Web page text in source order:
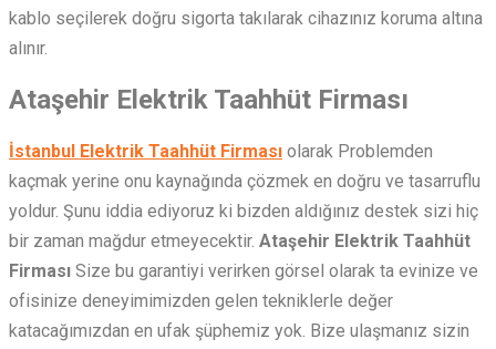
kablo seçilerek doğru sigorta takılarak cihazınız koruma altına
alınır.
Ataşehir Elektrik Taahhüt Firması
İstanbul Elektrik Taahhüt Firması olarak Problemden
kaçmak yerine onu kaynağında çözmek en doğru ve tasarruflu
yoldur. Şunu iddia ediyoruz ki bizden aldığınız destek sizi hiç
bir zaman mağdur etmeyecektir. Ataşehir Elektrik Taahhüt
Firması Size bu garantiyi verirken görsel olarak ta evinize ve
ofisinize deneyimimizden gelen tekniklerle değer
katacağımızdan en ufak şüphemiz yok. Bize ulaşmanız sizin